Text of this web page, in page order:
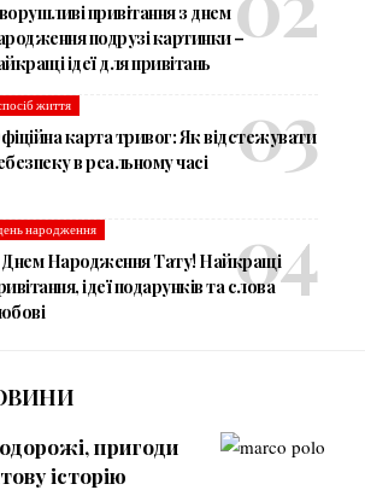
привітання з днем
подрузі картинки –
ідеї для привітань
життя
карта тривог: Як відстежувати
в реальному часі
народження
Народження Тату! Найкращі
ідеї подарунків та слова
пригоди
історію